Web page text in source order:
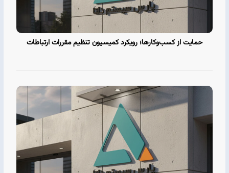
حمایت از کسب‌وکارها؛ رویکرد کمیسیون تنظیم مقررات ارتباطات